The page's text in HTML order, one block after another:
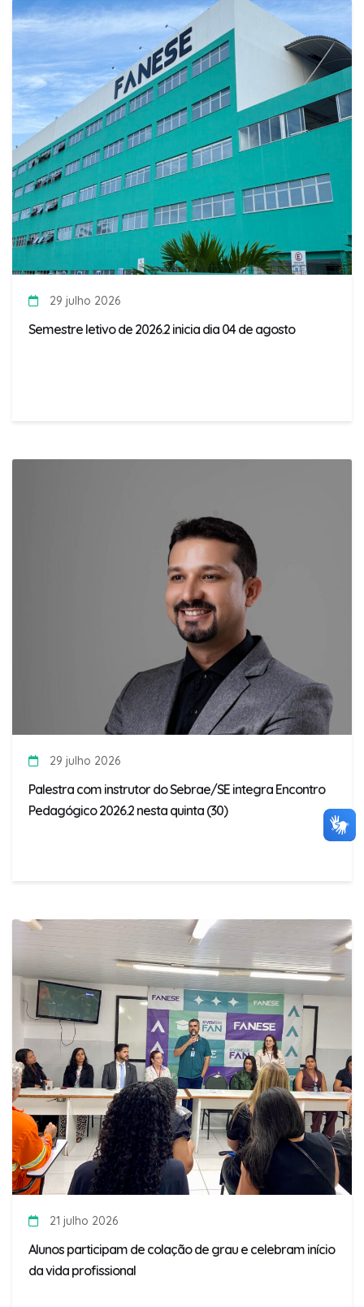
29 julho 2026
Semestre letivo de 2026.2 inicia dia 04 de agosto
29 julho 2026
Palestra com instrutor do Sebrae/SE integra Encontro
Pedagógico 2026.2 nesta quinta (30)
21 julho 2026
Alunos participam de colação de grau e celebram início
da vida profissional